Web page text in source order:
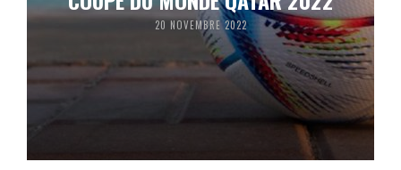
20 NOVEMBRE 2022